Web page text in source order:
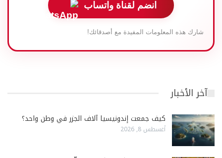
انضم لقناة واتساب
شارك هذه المعلومات المفيدة مع أصدقائك!
آخر الأخبار
كيف جمعت إندونيسيا آلاف الجزر في وطن واحد؟
أغسطس 8, 2026